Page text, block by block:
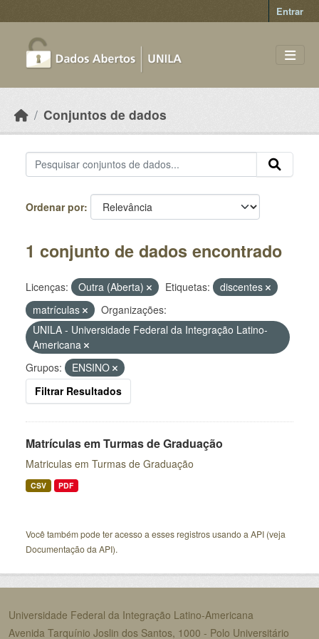
Entrar
Conjuntos de dados
Ordenar por
1 conjunto de dados encontrado
Licenças: Outra (Aberta) Etiquetas:
discentes
matrículas
Organizações:
UNILA - Universidade Federal da Integração Latino-
Americana
Grupos:
ENSINO
Filtrar Resultados
Matrículas em Turmas de Graduação
Matriculas em Turmas de Graduação
CSV PDF
Você também pode ter acesso a esses registros usando a API (veja
Documentação da API).
Universidade Federal da Integração Latino-Americana
Avenida Tarquínio Joslin dos Santos, 1000 - Polo Universitário